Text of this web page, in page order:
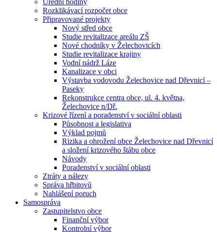
Úřední hodiny
Rozklikávací rozpočet obce
Připravované projekty
Nový střed obce
Studie revitalizace areálu ZŠ
Nové chodníky v Želechovicích
Studie revitalizace krajiny
Vodní nádrž Láze
Kanalizace v obci
Výstavba vodovodu Želechovice nad Dřevnicí –
Paseky
Rekonstrukce centra obce, ul. 4. května,
Želechovice n/Dř.
Krizové řízení a poradenství v sociální oblasti
Působnost a legislativa
Výklad pojmů
Rizika a ohrožení obce Želechovice nad Dřevnicí
a složení krizového štábu obce
Návody
Poradenství v sociální oblasti
Ztráty a nálezy
Správa hřbitovů
Nahlášení poruch
Samospráva
Zastupitelstvo obce
Finanční výbor
Kontrolní výbor